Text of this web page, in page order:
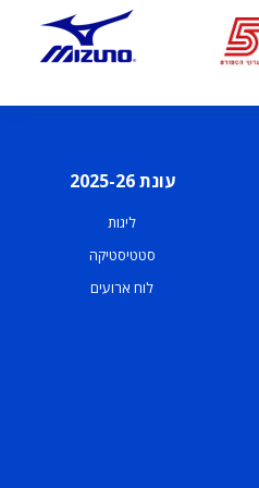
עונת 2025-26
ליגות
סטטיסטיקה
לוח ארועים